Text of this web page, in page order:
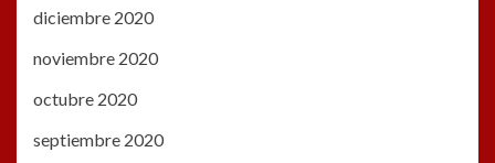
diciembre 2020
noviembre 2020
octubre 2020
septiembre 2020